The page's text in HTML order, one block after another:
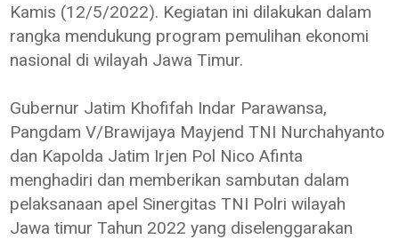
Kamis (12/5/2022). Kegiatan ini dilakukan dalam
rangka mendukung program pemulihan ekonomi
nasional di wilayah Jawa Timur.
Gubernur Jatim Khofifah Indar Parawansa,
Pangdam V/Brawijaya Mayjend TNI Nurchahyanto
dan Kapolda Jatim Irjen Pol Nico Afinta
menghadiri dan memberikan sambutan dalam
pelaksanaan apel Sinergitas TNI Polri wilayah
Jawa timur Tahun 2022 yang diselenggarakan